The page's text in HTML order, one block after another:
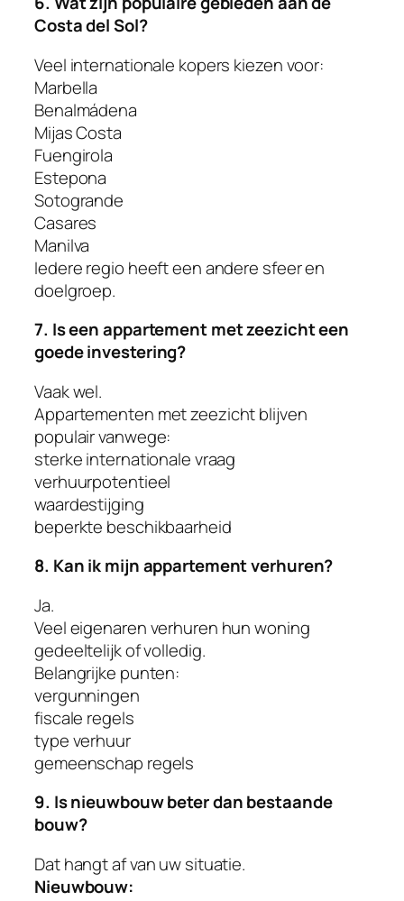
Costa del Sol?
Veel internationale kopers kiezen voor:
Marbella
Benalmádena
Mijas Costa
Fuengirola
Estepona
Sotogrande
Casares
Manilva
Iedere regio heeft een andere sfeer en
doelgroep.
7. Is een appartement met zeezicht een
goede investering?
Vaak wel.
Appartementen met zeezicht blijven
populair vanwege:
sterke internationale vraag
verhuurpotentieel
waardestijging
beperkte beschikbaarheid
8. Kan ik mijn appartement verhuren?
Ja.
Veel eigenaren verhuren hun woning
gedeeltelijk of volledig.
Belangrijke punten:
vergunningen
fiscale regels
type verhuur
gemeenschap regels
9. Is nieuwbouw beter dan bestaande
bouw?
Dat hangt af van uw situatie.
Nieuwbouw: